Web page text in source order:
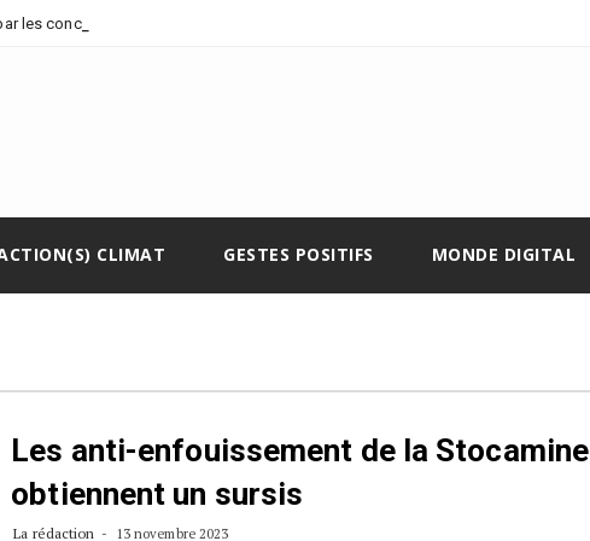
les concessions p
CLIMAT GESTES POSITIFS MONDE DIGITAL
Les anti-enfouissement de la Stocamine
obtiennent un sursis
La rédaction 13 novembre 2023